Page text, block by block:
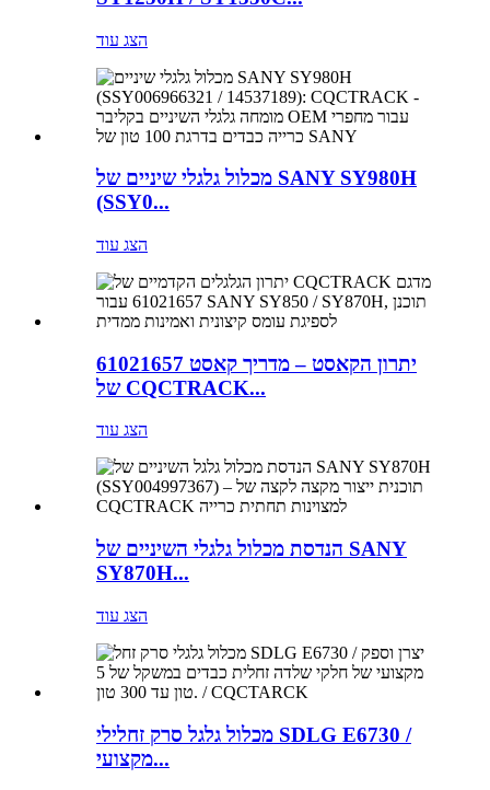
הצג עוד
מכלול גלגלי שיניים של SANY SY980H
(SSY0...
הצג עוד
יתרון הקאסט – מדריך קאסט 61021657
של CQCTRACK...
הצג עוד
הנדסת מכלול גלגלי השיניים של SANY
SY870H...
הצג עוד
מכלול גלגל סרק זחלילי SDLG E6730 /
מקצועי...